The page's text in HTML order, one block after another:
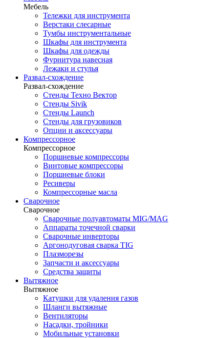
Мебель
Тележки для инструмента
Верстаки слесарные
Тумбы инструментальные
Шкафы для инструмента
Шкафы для одежды
Фурнитура навесная
Лежаки и стулья
Развал-схождение
Развал-схождение
Стенды Техно Вектор
Стенды Sivik
Стенды Launch
Стенды для грузовиков
Опции и аксессуары
Компрессорное
Компрессорное
Поршневые компрессоры
Винтовые компрессоры
Поршневые блоки
Ресиверы
Компрессорные масла
Сварочное
Сварочное
Сварочные полуавтоматы MIG/MAG
Аппараты точечной сварки
Сварочные инверторы
Аргонодуговая сварка TIG
Плазморезы
Запчасти и аксессуары
Средства защиты
Вытяжное
Вытяжное
Катушки для удаления газов
Шланги вытяжные
Вентиляторы
Насадки, тройники
Мобильные установки